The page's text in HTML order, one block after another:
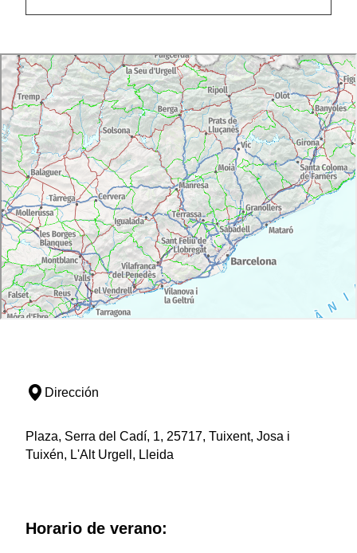
Dirección
Plaza, Serra del Cadí, 1, 25717, Tuixent, Josa i
Tuixén, L'Alt Urgell, Lleida
Horario de verano: